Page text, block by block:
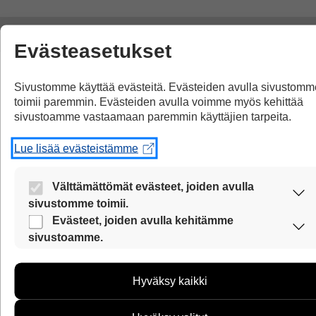
Sade ei haitannut maailman
nopeinta miestä
Urheilu
Evästeasetukset
Sivustomme käyttää evästeitä. Evästeiden avulla
toimii paremmin. Evästeiden avulla voimme myös kehittää
sivustoamme vastaamaan paremmin käyttäjien tarpeita.
Lue lisää evästeistämme
Välttämättömät evästeet, joiden avulla
sivustomme toimii.
Nämä evästeet ovat aina käytössä, jotta sivustoamme
voi käyttää sujuvasti ja turvallisesti.
Evästeet, joiden avulla kehitämme
sivustoamme.
sivustoamme vastaamaan paremmin käyttäjien tarpeita.
Tietoa kerätään esimerkiksi kävijämääristä ja siitä, mitä
sivuja käytetään ja miten sivuilla liikutaan. Emme
Hyväksy kaikki